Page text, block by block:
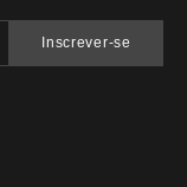
Inscrever-se